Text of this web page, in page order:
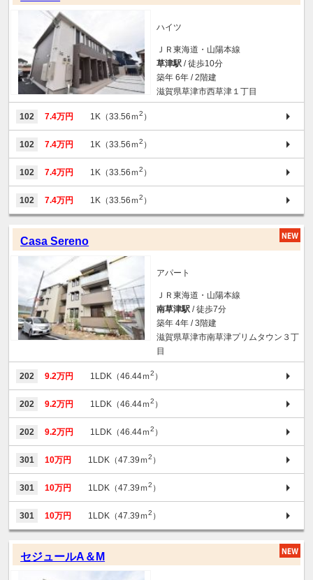
ハイツ
ＪＲ東海道・山陽本線
草津駅 / 徒歩10分
築年 6年 / 2階建
滋賀県草津市西草津１丁目
102 7.4万円 1K（33.56ｍ2 ）
102 7.4万円 1K（33.56ｍ2 ）
102 7.4万円 1K（33.56ｍ2 ）
102 7.4万円 1K（33.56ｍ2 ）
Casa Sereno
アパート
ＪＲ東海道・山陽本線
南草津駅 / 徒歩7分
築年 4年 / 3階建
滋賀県草津市南草津プリムタウン３丁
目
202 9.2万円 1LDK（46.44ｍ2 ）
202 9.2万円 1LDK（46.44ｍ2 ）
202 9.2万円 1LDK（46.44ｍ2 ）
301 10万円 1LDK（47.39ｍ2 ）
301 10万円 1LDK（47.39ｍ2 ）
301 10万円 1LDK（47.39ｍ2 ）
セジュールA＆M